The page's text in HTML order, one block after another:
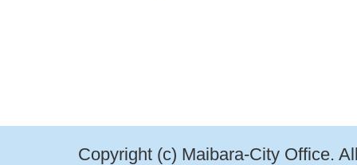
Copyright (c) Maibara-City Office.